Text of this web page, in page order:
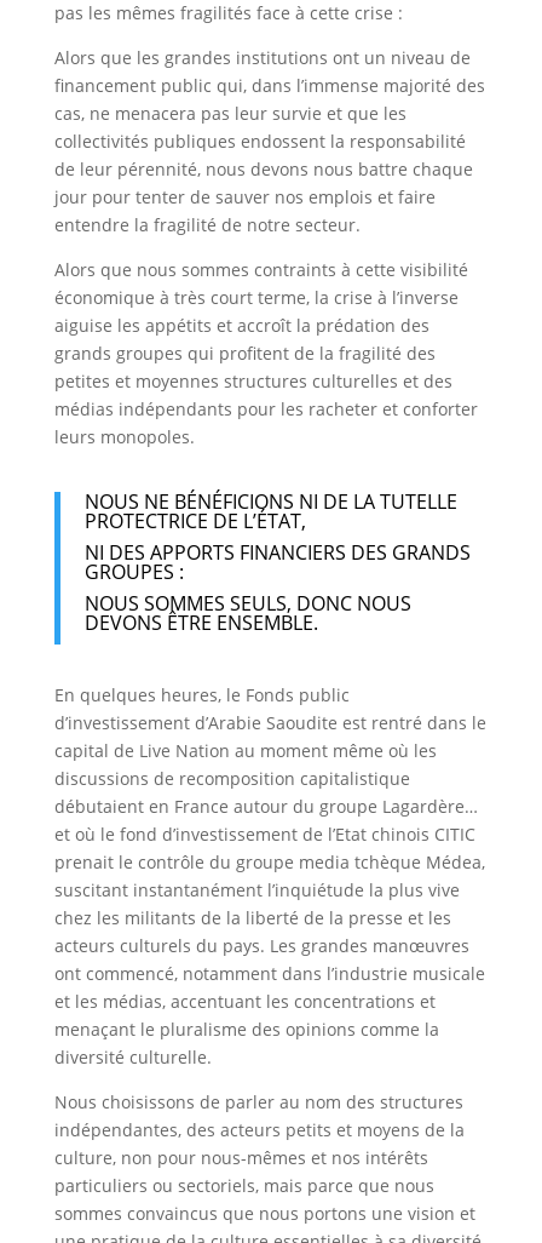
pas les mêmes fragilités face à cette crise :
Alors que les grandes institutions ont un niveau de
financement public qui, dans l’immense majorité des
cas, ne menacera pas leur survie et que les
collectivités publiques endossent la responsabilité
de leur pérennité, nous devons nous battre chaque
jour pour tenter de sauver nos emplois et faire
entendre la fragilité de notre secteur.
Alors que nous sommes contraints à cette visibilité
économique à très court terme, la crise à l’inverse
aiguise les appétits et accroît la prédation des
grands groupes qui profitent de la fragilité des
petites et moyennes structures culturelles et des
médias indépendants pour les racheter et conforter
leurs monopoles.
NOUS NE BÉNÉFICIONS NI DE LA TUTELLE
PROTECTRICE DE L’ÉTAT,
NI DES APPORTS FINANCIERS DES GRANDS
GROUPES :
NOUS SOMMES SEULS, DONC NOUS
DEVONS ÊTRE ENSEMBLE.
En quelques heures, le Fonds public
d’investissement d’Arabie Saoudite est rentré dans le
capital de Live Nation au moment même où les
discussions de recomposition capitalistique
débutaient en France autour du groupe Lagardère…
et où le fond d’investissement de l’Etat chinois CITIC
prenait le contrôle du groupe media tchèque Médea,
suscitant instantanément l’inquiétude la plus vive
chez les militants de la liberté de la presse et les
acteurs culturels du pays. Les grandes manœuvres
ont commencé, notamment dans l’industrie musicale
et les médias, accentuant les concentrations et
menaçant le pluralisme des opinions comme la
diversité culturelle.
Nous choisissons de parler au nom des structures
indépendantes, des acteurs petits et moyens de la
culture, non pour nous-mêmes et nos intérêts
particuliers ou sectoriels, mais parce que nous
sommes convaincus que nous portons une vision et